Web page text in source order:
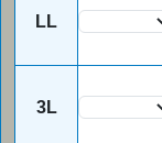
LL
3L